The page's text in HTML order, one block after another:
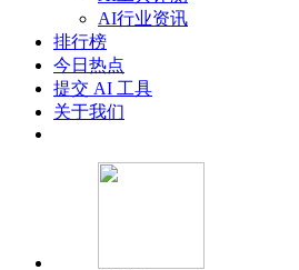
AI行业资讯
排行榜
今日热点
提交 AI 工具
关于我们